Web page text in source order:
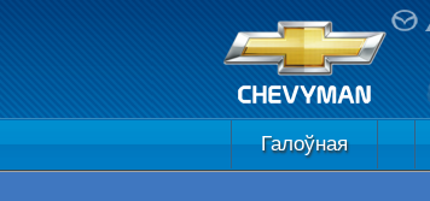
Галоўная